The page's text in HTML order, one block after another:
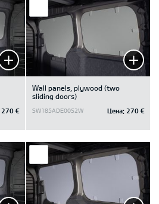
270 €
Wall panels, plywood (two
sliding doors)
SW185ADE00S2W Цена: 270 €